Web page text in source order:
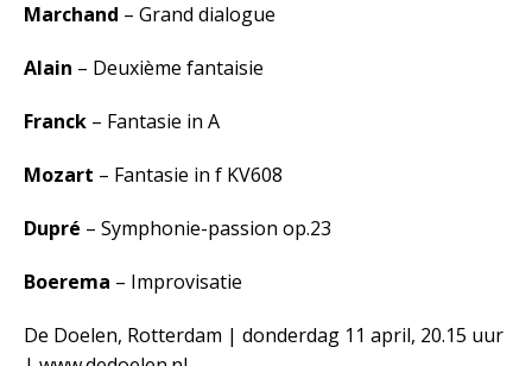
Marchand – Grand dialogue
Alain – Deuxième fantaisie
Franck – Fantasie in A
Mozart – Fantasie in f KV608
Dupré – Symphonie-passion op.23
Boerema – Improvisatie
De Doelen, Rotterdam | donderdag 11 april, 20.15 uur